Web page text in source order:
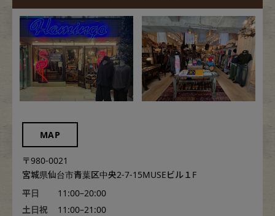
MAP
〒980-0021
宮城県仙台市青葉区中央2-7-15MUSEビル１F
平日
11:00–20:00
土日祝
11:00–21:00